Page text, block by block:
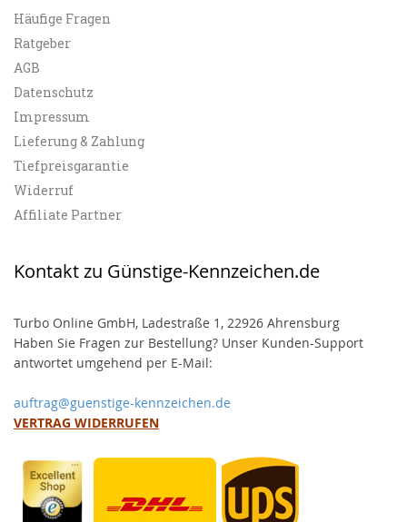
Häufige Fragen
Ratgeber
AGB
Datenschutz
Impressum
Lieferung & Zahlung
Tiefpreisgarantie
Widerruf
Affiliate Partner
Kontakt zu Günstige-Kennzeichen.de
Turbo Online GmbH, Ladestraße 1, 22926 Ahrensburg
Haben Sie Fragen zur Bestellung? Unser Kunden-Support
antwortet umgehend per E-Mail:
auftrag@guenstige-kennzeichen.de
VERTRAG WIDERRUFEN